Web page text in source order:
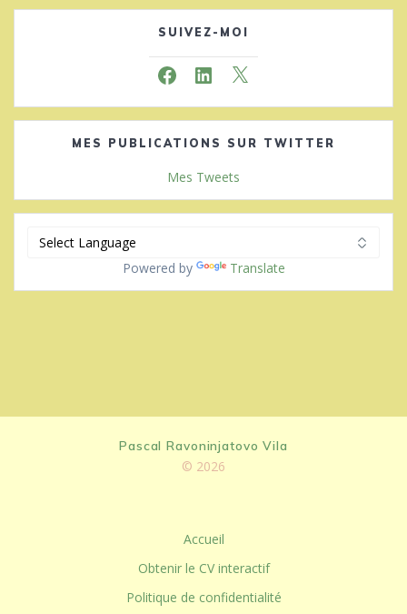
SUIVEZ-MOI
FacebookLinkedIn
X
MES PUBLICATIONS SUR TWITTER
Mes Tweets
Powered by Translate
Pascal Ravoninjatovo Vila
© 2026
Accueil
Obtenir le CV interactif
Politique de confidentialité